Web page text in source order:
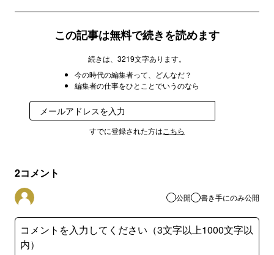
この記事は無料で続きを読めます
続きは、3219文字あります。
今の時代の編集者って、どんなだ？
編集者の仕事をひとことでいうのなら
すでに登録された方は こちら
2コメント
公開 書き手にのみ公開